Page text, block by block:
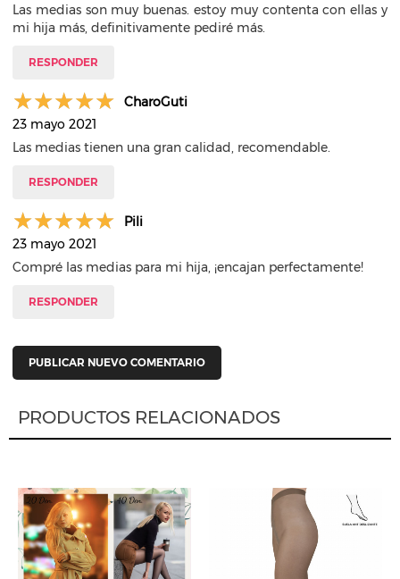
Las medias son muy buenas. estoy muy contenta con ellas y
mi hija más, definitivamente pediré más.
RESPONDER
CharoGuti
23 mayo 2021
Las medias tienen una gran calidad, recomendable.
RESPONDER
Pili
23 mayo 2021
Compré las medias para mi hija, ¡encajan perfectamente!
RESPONDER
PUBLICAR NUEVO COMENTARIO
PRODUCTOS RELACIONADOS